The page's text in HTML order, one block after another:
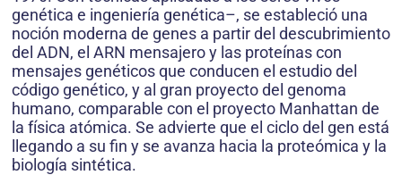
genética e ingeniería genética–, se estableció una
noción moderna de genes a partir del descubrimiento
del ADN, el ARN mensajero y las proteínas con
mensajes genéticos que conducen el estudio del
código genético, y al gran proyecto del genoma
humano, comparable con el proyecto Manhattan de
la física atómica. Se advierte que el ciclo del gen está
llegando a su fin y se avanza hacia la proteómica y la
biología sintética.